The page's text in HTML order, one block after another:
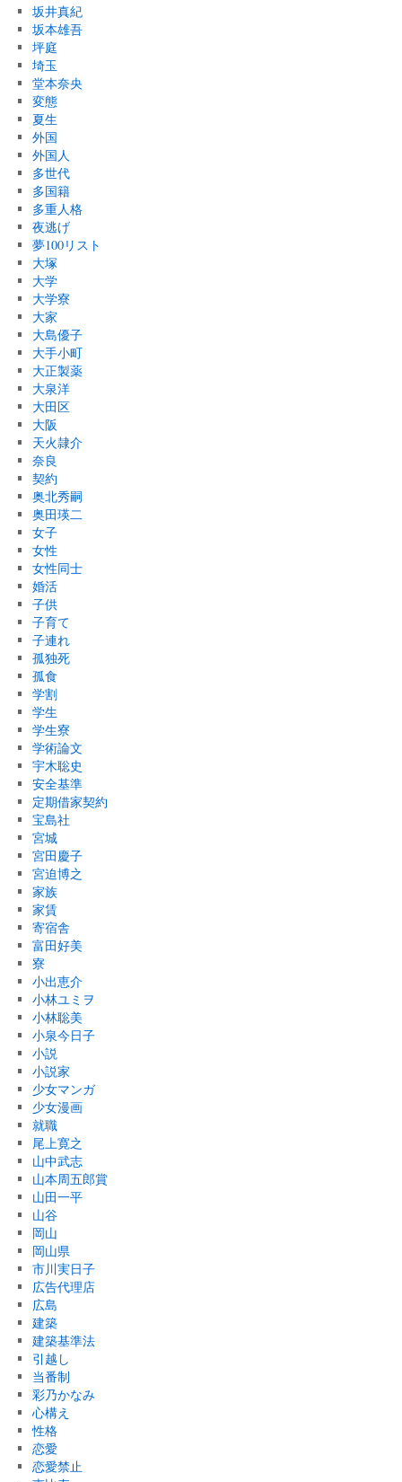
坂井真紀
坂本雄吾
坪庭
埼玉
堂本奈央
変態
夏生
外国
外国人
多世代
多国籍
多重人格
夜逃げ
夢100リスト
大塚
大学
大学寮
大家
大島優子
大手小町
大正製薬
大泉洋
大田区
大阪
天火隷介
奈良
契約
奥北秀嗣
奥田瑛二
女子
女性
女性同士
婚活
子供
子育て
子連れ
孤独死
孤食
学割
学生
学生寮
学術論文
宇木聡史
安全基準
定期借家契約
宝島社
宮城
宮田慶子
宮迫博之
家族
家賃
寄宿舎
富田好美
寮
小出恵介
小林ユミヲ
小林聡美
小泉今日子
小説
小説家
少女マンガ
少女漫画
就職
尾上寛之
山中武志
山本周五郎賞
山田一平
山谷
岡山
岡山県
市川実日子
広告代理店
広島
建築
建築基準法
引越し
当番制
彩乃かなみ
心構え
性格
恋愛
恋愛禁止